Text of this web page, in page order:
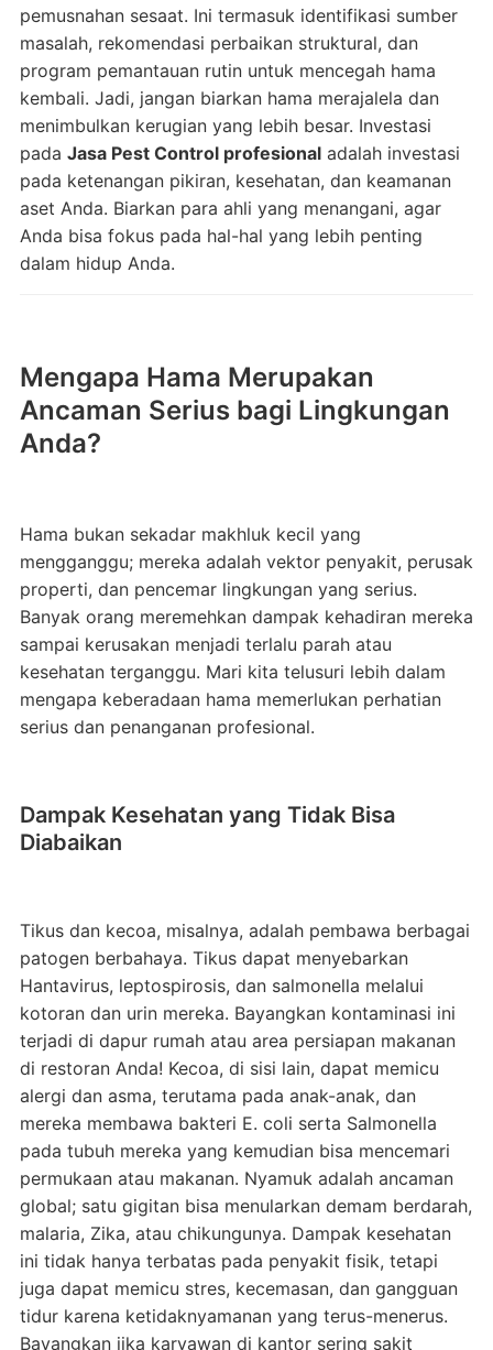
pemusnahan sesaat. Ini termasuk identifikasi sumber
masalah, rekomendasi perbaikan struktural, dan
program pemantauan rutin untuk mencegah hama
kembali. Jadi, jangan biarkan hama merajalela dan
menimbulkan kerugian yang lebih besar. Investasi
pada Jasa Pest Control profesionaladalah investasi
pada ketenangan pikiran, kesehatan, dan keamanan
aset Anda. Biarkan para ahli yang menangani, agar
Anda bisa fokus pada hal-hal yang lebih penting
dalam hidup Anda.
Mengapa Hama Merupakan
Ancaman Serius bagi Lingkungan
Anda?
Hama bukan sekadar makhluk kecil yang
mengganggu; mereka adalah vektor penyakit, perusak
properti, dan pencemar lingkungan yang serius.
Banyak orang meremehkan dampak kehadiran mereka
sampai kerusakan menjadi terlalu parah atau
kesehatan terganggu. Mari kita telusuri lebih dalam
mengapa keberadaan hama memerlukan perhatian
serius dan penanganan profesional.
Dampak Kesehatan yang Tidak Bisa
Diabaikan
Tikus dan kecoa, misalnya, adalah pembawa berbagai
patogen berbahaya. Tikus dapat menyebarkan
Hantavirus, leptospirosis, dan salmonella melalui
kotoran dan urin mereka. Bayangkan kontaminasi ini
terjadi di dapur rumah atau area persiapan makanan
di restoran Anda! Kecoa, di sisi lain, dapat memicu
alergi dan asma, terutama pada anak-anak, dan
mereka membawa bakteri E. coli serta Salmonella
pada tubuh mereka yang kemudian bisa mencemari
permukaan atau makanan. Nyamuk adalah ancaman
global; satu gigitan bisa menularkan demam berdarah,
malaria, Zika, atau chikungunya. Dampak kesehatan
ini tidak hanya terbatas pada penyakit fisik, tetapi
juga dapat memicu stres, kecemasan, dan gangguan
tidur karena ketidaknyamanan yang terus-menerus.
Bayangkan jika karyawan di kantor sering sakit